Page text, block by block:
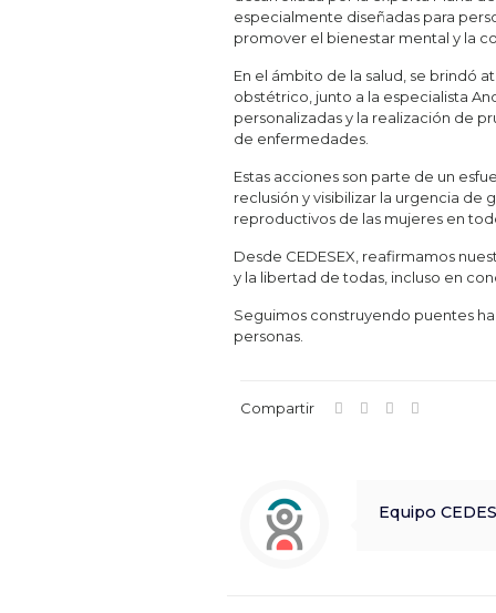
especialmente diseñadas para
promover el bienestar mental y la
En el ámbito de la salud, se brindó
obstétrico, junto a la especialista
personalizadas y la realización de
de enfermedades.
Estas acciones son parte de un
reclusión y visibilizar la urgencia de
reproductivos de las mujeres en
Desde CEDESEX, reafirmamos
y la libertad de todas, incluso en
Seguimos construyendo puentes
personas.
Compartir
Equipo